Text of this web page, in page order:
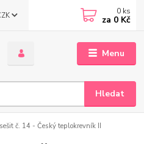
Menu
Hledat
0 ks
za 0 Kč
č. 14 - Český teplokrevník II